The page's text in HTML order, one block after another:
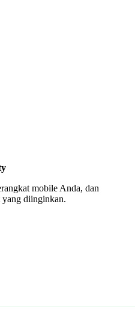
mobile Anda, dan
yang diinginkan.